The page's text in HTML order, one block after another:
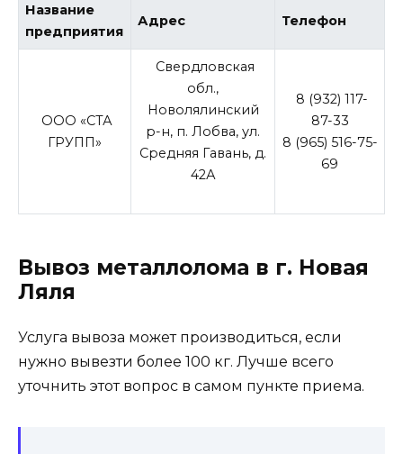
Название
предприятия
Адрес Телефон
ООО «СТА
ГРУПП»
Свердловская
обл.,
Новолялинский
р-н, п. Лобва, ул.
Средняя Гавань, д.
42А
8 (932) 117-
87-33
8 (965) 516-75-
69
Вывоз металлолома в г. Новая
Ляля
Услуга вывоза может производиться, если
нужно вывезти более 100 кг. Лучше всего
уточнить этот вопрос в самом пункте приема.